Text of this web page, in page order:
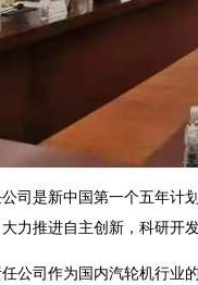
是新中国第一个五年计划
力推进自主创新，科研开
司作为国内汽轮机行业